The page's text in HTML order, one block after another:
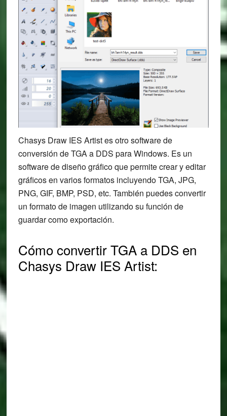
Chasys Draw IES Artist es otro software de
conversión de TGA a DDS para Windows. Es un
software de diseño gráfico que permite crear y editar
gráficos en varios formatos incluyendo TGA, JPG,
PNG, GIF, BMP, PSD, etc. También puedes convertir
un formato de imagen utilizando su función de
guardar como exportación.
Cómo convertir TGA a DDS en
Chasys Draw IES Artist: